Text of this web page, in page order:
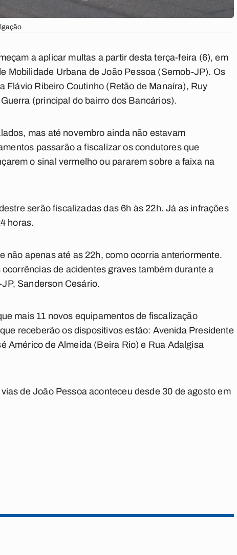
a aplicar multas a partir desta terça-feira (6), em
Mobilidade Urbana de João Pessoa (Semob-JP). Os
Flávio Ribeiro Coutinho (Retão de Manaíra), Ruy
(principal do bairro dos Bancários).
mas até novembro ainda não estavam
passarão a fiscalizar os condutores que
o sinal vermelho ou pararem sobre a faixa na
serão fiscalizadas das 6h às 22h. Já as infrações
horas.
não apenas até as 22h, como ocorria anteriormente.
de acidentes graves também durante a
Sanderson Cesário.
mais 11 novos equipamentos de fiscalização
receberão os dispositivos estão: Avenida Presidente
Américo de Almeida (Beira Rio) e Rua Adalgisa
de João Pessoa aconteceu desde 30 de agosto em